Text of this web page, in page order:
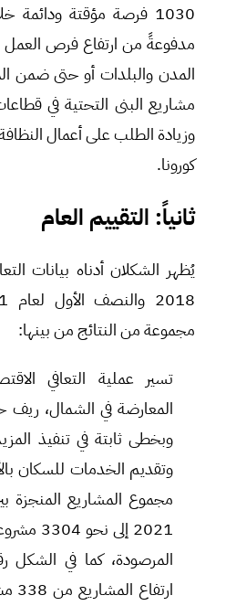
مدفوعةً من ارتفاع فرص العمل
المدن والبلدات أو حتى ضمن
مشاريع البنى التحتية في
وزيادة الطلب على أعمال
كورونا.
ثانياً: التقييم العام
يُظهر الشكلان أدناه بيانات
مجموعة من النتائج من بينها:
تسير عملية التعافي
المعارضة في الشمال، ريف
وبخطى ثابتة في تنفيذ
وتقديم الخدمات للسكان
2021